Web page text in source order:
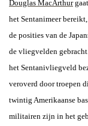
Douglas MacArthur
het Sentanimeer
de posities van de
de vliegvelden
het Sentanivliegveld
veroverd door troepen
twintig Amerikaanse
militairen zijn in het